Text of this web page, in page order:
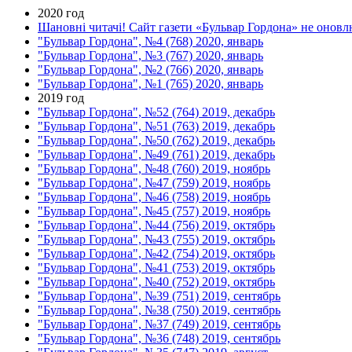
2020 год
Шановні читачі! Сайт газети «Бульвар Гордона» не
"Бульвар Гордона", №4 (768) 2020, январь
"Бульвар Гордона", №3 (767) 2020, январь
"Бульвар Гордона", №2 (766) 2020, январь
"Бульвар Гордона", №1 (765) 2020, январь
2019 год
"Бульвар Гордона", №52 (764) 2019, декабрь
"Бульвар Гордона", №51 (763) 2019, декабрь
"Бульвар Гордона", №50 (762) 2019, декабрь
"Бульвар Гордона", №49 (761) 2019, декабрь
"Бульвар Гордона", №48 (760) 2019, ноябрь
"Бульвар Гордона", №47 (759) 2019, ноябрь
"Бульвар Гордона", №46 (758) 2019, ноябрь
"Бульвар Гордона", №45 (757) 2019, ноябрь
"Бульвар Гордона", №44 (756) 2019, октябрь
"Бульвар Гордона", №43 (755) 2019, октябрь
"Бульвар Гордона", №42 (754) 2019, октябрь
"Бульвар Гордона", №41 (753) 2019, октябрь
"Бульвар Гордона", №40 (752) 2019, октябрь
"Бульвар Гордона", №39 (751) 2019, сентябрь
"Бульвар Гордона", №38 (750) 2019, сентябрь
"Бульвар Гордона", №37 (749) 2019, сентябрь
"Бульвар Гордона", №36 (748) 2019, сентябрь